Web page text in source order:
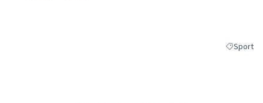
Filtrer les
Sport